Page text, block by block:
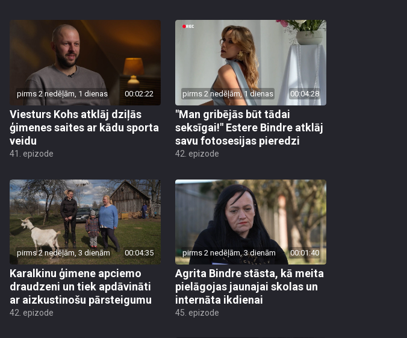
pirms 2 nedēļām, 1 dienas 00:02:22
Viesturs Kohs atklāj dziļās
ģimenes saites ar kādu sporta
veidu
41. epizode
pirms 2 nedēļām, 1 dienas 00:04:28
"Man gribējās būt tādai
seksīgai!" Estere Bindre atklāj
savu fotosesijas pieredzi
42. epizode
pirms 2 nedēļām, 3 dienām 00:04:35
Karalkinu ģimene apciemo
draudzeni un tiek apdāvināti
ar aizkustinošu pārsteigumu
42. epizode
pirms 2 nedēļām, 3 dienām 00:01:40
Agrita Bindre stāsta, kā meita
pielāgojas jaunajai skolas un
internāta ikdienai
45. epizode